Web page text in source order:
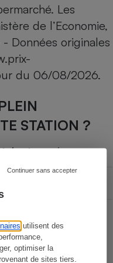
utilisent des
optimiser la
de sites tiers.
Continuer sans accepter
Les
de l’Economie,
Données originales
du 06/08/2026.
STATION ?
du réservoir